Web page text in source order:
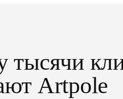
тысячи
Artpole